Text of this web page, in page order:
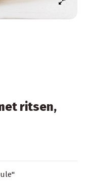
ritsen,